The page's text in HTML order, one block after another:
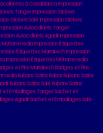
à CasablancaImpression
TangerImpression Stickers
Stickers Salé Impression Stickers
Autocollants Tanger
Autocollants AgadirImpression
MohammediaImpression Étiquettes
Étiquettes MarrakechImpression
Impression Étiquettes Mohammedia
et Pins MarrakechBadges et Pins
Rubans Satins RabatRubans Satins
Rubans Satins Salé Rubans Satins
et Emballages TangerSachet et
AgadirSachet et Emballages Salé